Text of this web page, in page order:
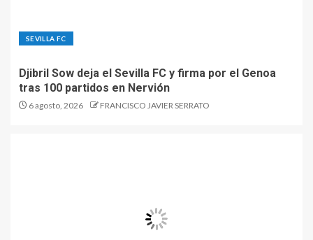
SEVILLA FC
Djibril Sow deja el Sevilla FC y firma por el Genoa
tras 100 partidos en Nervión
6 agosto, 2026 FRANCISCO JAVIER SERRATO